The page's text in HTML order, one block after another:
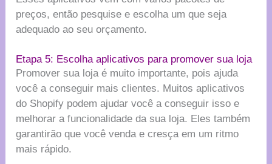
preços, então pesquise e escolha um que seja
adequado ao seu orçamento.
Etapa 5: Escolha aplicativos para promover sua loja
Promover sua loja é muito importante, pois ajuda
você a conseguir mais clientes. Muitos aplicativos
do Shopify podem ajudar você a conseguir isso e
melhorar a funcionalidade da sua loja. Eles também
garantirão que você venda e cresça em um ritmo
mais rápido.